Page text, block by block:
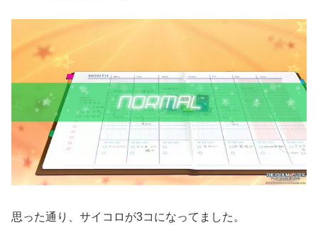
思った通り、サイコロが3コになってました。